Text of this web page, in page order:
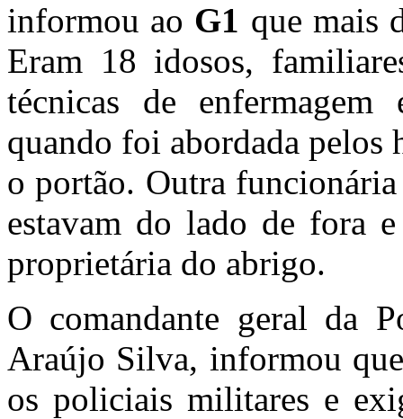
informou ao G1 que mais
Eram 18 idosos,
técnicas de enfermagem
quando foi abordada pelos
o portão. Outra
estavam do lado de fora
proprietária do abrigo.
O comandante geral da
Araújo Silva, informou
os policiais militares e